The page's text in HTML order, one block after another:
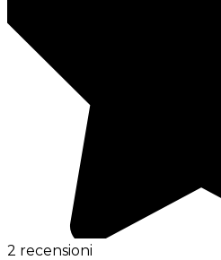
2 recensioni